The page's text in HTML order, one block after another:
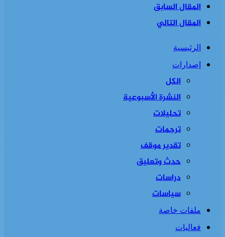
المقال السابق
المقال التالي
الرئيسية
إصدارات
الكل
النشرة الأسبوعية
تحليلات
ترجمات
تقدير موقف
حدث وتعليق
دراسات
سياسات
ملفات خاصة
فعاليات